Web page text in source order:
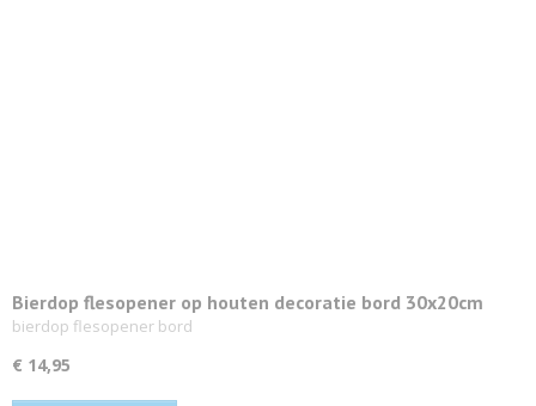
Bierdop flesopener op houten decoratie bord 30x20cm
bierdop flesopener bord
€ 14,95